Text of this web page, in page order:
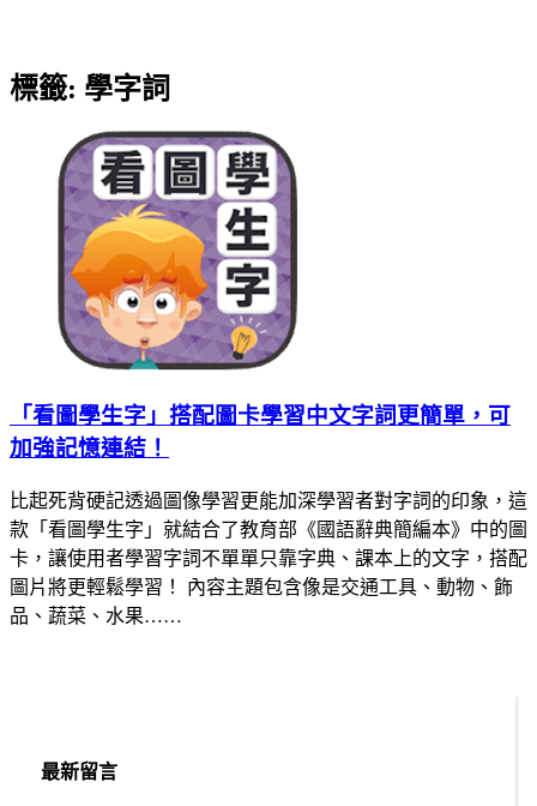
標籤: 學字詞
「看圖學生字」搭配圖卡學習中文字詞更簡單，可
加強記憶連結！
比起死背硬記透過圖像學習更能加深學習者對字詞的印象，這
款「看圖學生字」就結合了教育部《國語辭典簡編本》中的圖
卡，讓使用者學習字詞不單單只靠字典、課本上的文字，搭配
圖片將更輕鬆學習！ 內容主題包含像是交通工具、動物、飾
品、蔬菜、水果……
最新留言